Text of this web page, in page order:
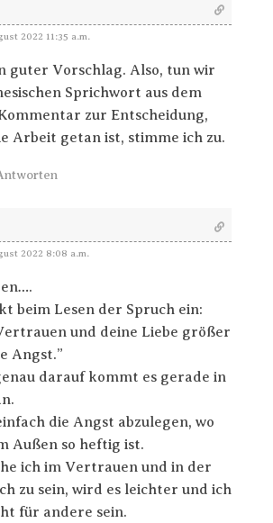
2022 11:35 a.m.
guter Vorschlag. Also, tun wir
Sprichwort aus dem
zur Entscheidung,
Arbeit getan ist, stimme ich zu.
2022 8:08 a.m.
beim Lesen der Spruch ein:
und deine Liebe größer
Angst.”
darauf kommt es gerade in
die Angst abzulegen, wo
Außen so heftig ist.
ich im Vertrauen und in der
zu sein, wird es leichter und ich
für andere sein.